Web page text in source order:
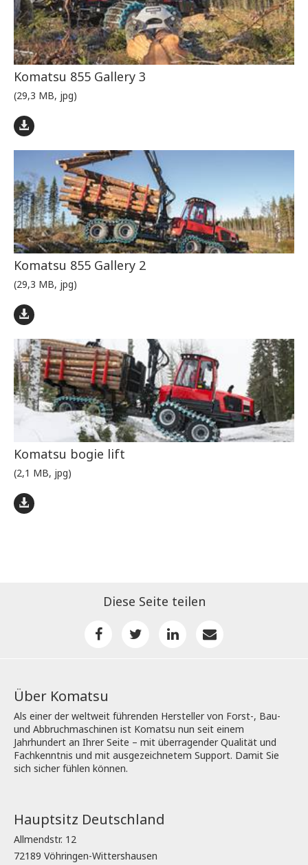
Komatsu 855 Gallery 3
(29,3 MB, jpg)
Komatsu 855 Gallery 2
(29,3 MB, jpg)
Komatsu bogie lift
(2,1 MB, jpg)
Diese Seite teilen
Über Komatsu
Als einer der weltweit führenden Hersteller von Forst-, Bau-
und Abbruchmaschinen ist Komatsu nun seit einem
Jahrhundert an Ihrer Seite – mit überragender Qualität und
Fachkenntnis und mit ausgezeichnetem Support. Damit Sie
sich sicher fühlen können.
Hauptsitz Deutschland
Allmendstr. 12
72189 Vöhringen-Wittershausen